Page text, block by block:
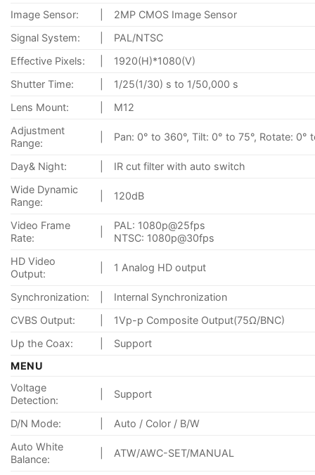
Image Sensor:
2MP CMOS Image Sensor
Signal System:
PAL/NTSC
Effective Pixels:
1920(H)*1080(V)
Shutter Time:
1/25(1/30) s to 1/50,000 s
Lens Mount:
M12
Adjustment
Range:
Pan: 0° to 360°, Tilt: 0° to 75°, Rotate: 0°
Day& Night:
IR cut filter with auto switch
Wide Dynamic
Range:
120dB
Video Frame
Rate:
PAL: 1080p@25fps
NTSC: 1080p@30fps
HD Video
Output:
1 Analog HD output
Synchronization:
Internal Synchronization
CVBS Output:
1Vp-p Composite Output(75Ω/BNC)
Up the Coax:
Support
MENU
Voltage
Detection:
Support
D/N Mode:
Auto / Color / B/W
Auto White
Balance:
ATW/AWC-SET/MANUAL